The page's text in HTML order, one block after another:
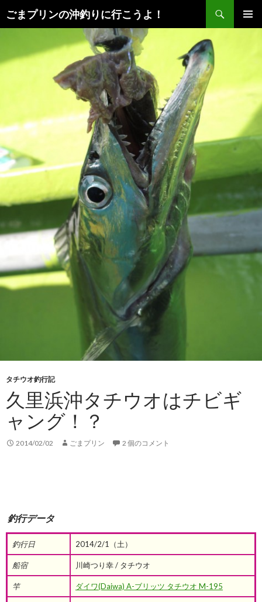
ごまプリンの沖釣りに行こうよ！
索
ン
ッ
プ
タチウオ釣行記
久里浜沖タチウオはチビギ
ャング！？
2014/02/02 ごまプリン 2 個のコメント
釣行データ
釣行日 2014/2/1（土）
船宿 川崎つり幸 / タチウオ
竿 ダイワ(Daiwa) A-ブリッツ タチウオ M-195